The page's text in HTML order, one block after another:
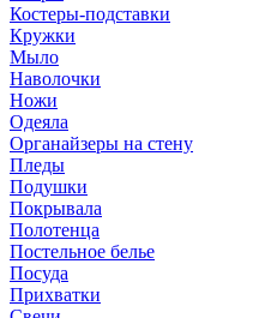
Костеры-подставки
Кружки
Мыло
Наволочки
Ножи
Одеяла
Органайзеры на стену
Пледы
Подушки
Покрывала
Полотенца
Постельное белье
Посуда
Прихватки